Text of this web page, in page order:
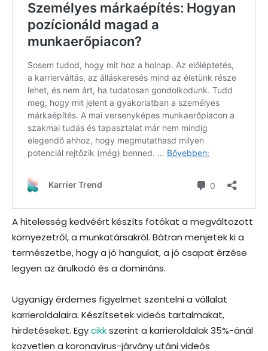
A hitelesség kedvéért készíts fotókat a megváltozott
környezetről, a munkatársakról. Bátran menjetek ki a
természetbe, hogy a jó hangulat, a jó csapat érzése
legyen az árulkodó és a domináns.
Ugyanígy érdemes figyelmet szentelni a vállalat
karrieroldalaira. Készítsetek videós tartalmakat,
hirdetéseket. Egycikkszerint a karrieroldalak 35%-ánál
közvetlen a koronavírus-járvány utáni videós